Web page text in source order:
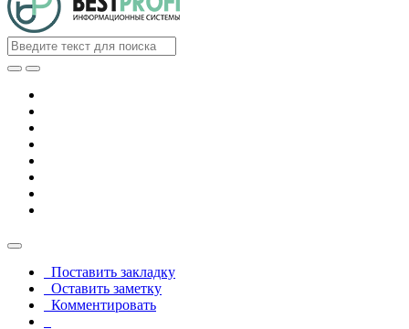
Поставить закладку
Оставить заметку
Комментировать